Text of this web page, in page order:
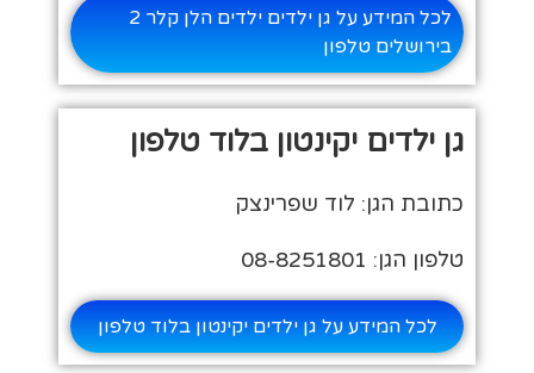
לכל המידע על גן ילדים ילדים הלן קלר 2
בירושלים טלפון
גן ילדים יקינטון בלוד טלפון
כתובת הגן: לוד שפרינצק
טלפון הגן: 08-8251801
לכל המידע על גן ילדים יקינטון בלוד טלפון